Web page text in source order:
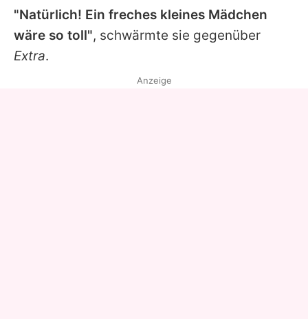
"Natürlich! Ein freches kleines Mädchen
wäre so toll", schwärmte sie gegenüber
Extra.
Anzeige